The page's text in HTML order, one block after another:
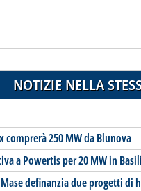
NOTIZIE NELLA
comprerà 250 MW da Blunova
a Powertis per 20 MW in
definanzia due progetti di